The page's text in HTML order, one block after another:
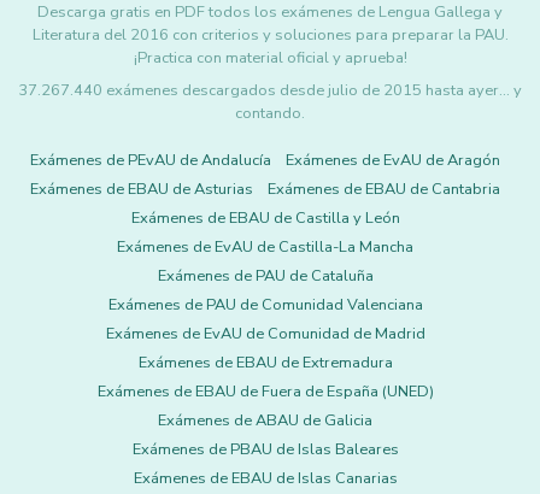
Descarga gratis en PDF todos los exámenes de Lengua Gallega y
Literatura del 2016 con criterios y soluciones para preparar la PAU.
¡Practica con material oficial y aprueba!
37.267.440 exámenes descargados desde julio de 2015 hasta ayer... y
contando.
Exámenes de PEvAU de Andalucía
Exámenes de EvAU de Aragón
Exámenes de EBAU de Asturias
Exámenes de EBAU de Cantabria
Exámenes de EBAU de Castilla y León
Exámenes de EvAU de Castilla-La Mancha
Exámenes de PAU de Cataluña
Exámenes de PAU de Comunidad Valenciana
Exámenes de EvAU de Comunidad de Madrid
Exámenes de EBAU de Extremadura
Exámenes de EBAU de Fuera de España (UNED)
Exámenes de ABAU de Galicia
Exámenes de PBAU de Islas Baleares
Exámenes de EBAU de Islas Canarias